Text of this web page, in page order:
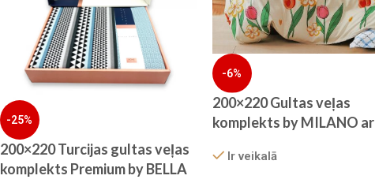
-25%
200×220 Turcijas gultas veļas
komplekts Premium by BELLA
-6%
200×220 Gultas veļas
komplekts by MILANO ar
SATĪNS
Ir veikalā